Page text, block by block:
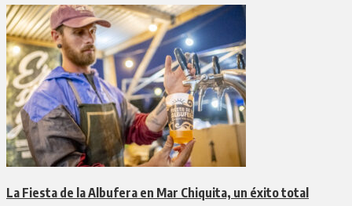
La Fiesta de la Albufera en Mar Chiquita, un éxito total